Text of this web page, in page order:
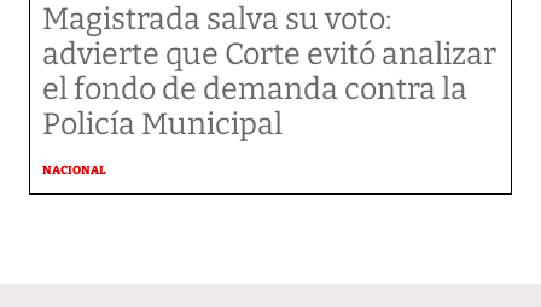
Magistrada salva su voto:
advierte que Corte evitó analizar
el fondo de demanda contra la
Policía Municipal
NACIONAL